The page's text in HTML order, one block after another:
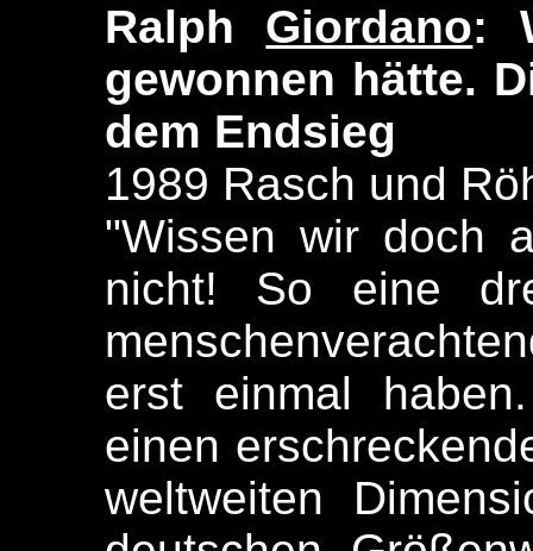
Ralph Giordano:
gewonnen hätte.
dem Endsieg
1989 Rasch und
"Wissen wir doch
nicht! So eine
erst einmal
einen
weltweiten